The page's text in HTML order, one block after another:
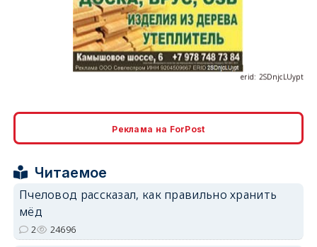
erid: 2SDnjcrDNw6
erid: 2SDnjdPjgYS
Реклама на ForPost
Читаемое
Пчеловод рассказал, как правильно хранить
мёд
2 24696